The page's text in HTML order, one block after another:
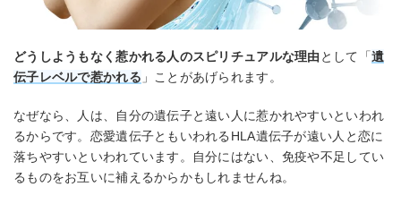
どうしようもなく惹かれる人のスピリチュアルな理由として「遺
伝子レベルで惹かれる 」ことがあげられます。
なぜなら、人は、自分の遺伝子と遠い人に惹かれやすいといわれ
るからです。恋愛遺伝子ともいわれるHLA遺伝子が遠い人と恋に
落ちやすいといわれています。自分にはない、免疫や不足してい
るものをお互いに補えるからかもしれませんね。